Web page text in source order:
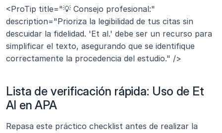
<ProTip title="💡 Consejo profesional:"
description="Prioriza la legibilidad de tus citas sin
descuidar la fidelidad. 'Et al.' debe ser un recurso para
simplificar el texto, asegurando que se identifique
correctamente la procedencia del estudio." />
Lista de verificación rápida: Uso de Et
Al en APA
Repasa este práctico checklist antes de realizar la